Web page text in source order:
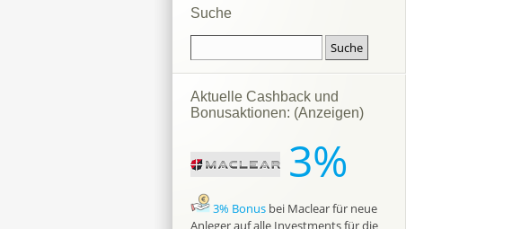
Suche
Aktuelle Cashback und
Bonusaktionen: (Anzeigen)
3%
3% Bonus bei Maclear für neue
Anleger auf alle Investments für die